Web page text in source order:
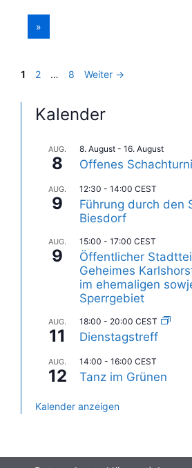
»
Seite
1 Seite
2 … Seite
8 Weiter →
Kalender
AUG.
8
8. August - 16. August
Offenes
AUG.
9
12:30 - 14:00 CEST
Führung durch den
Biesdorf
AUG.
9
15:00 - 17:00 CEST
Öffentlicher
Geheimes
im ehemaligen
Sperrgebiet
AUG.
11
18:00 - 20:00 CEST
Dienstagstreff
AUG.
12
14:00 - 16:00 CEST
Tanz im Grünen
Kalender anzeigen